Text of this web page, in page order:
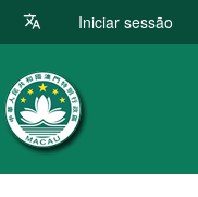
Iniciar sessão